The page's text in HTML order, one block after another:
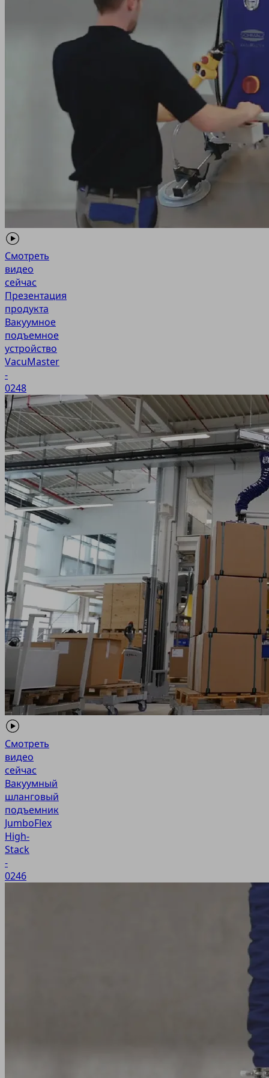
Смотреть
видео
сейчас
Презентация
продукта
Вакуумное
подъемное
устройство
VacuMaster
-
0248
Смотреть
видео
сейчас
Вакуумный
шланговый
подъемник
JumboFlex
High-
Stack
-
0246